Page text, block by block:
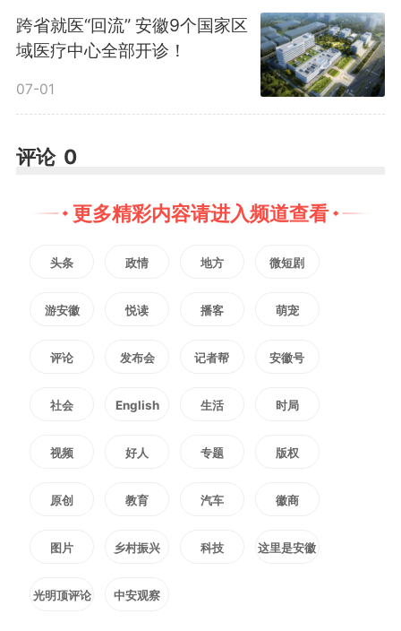
福布斯中国人工智能影响力人物，
成为垂类赛道的新锐力量。专注AI
穿戴与办公硬件研发，未来智能精
准挖掘商务办公、会议沟通等高频
硬件产品，实现前沿AI技术与大众
日常需求的深度结合。
模式，构筑合肥AI硬件产业核心竞
争力。科大讯飞输出底层大模型、
语音识别、智能翻译等核心技术，
筑牢算力与算法底座；未来智能聚
跨省就医“回流” 安徽9个国家区
域医疗中心全部开诊！
07-01
评论 0
更多精彩内容请进入频道查看
头条 政情 地方 微短剧
游安徽 悦读 播客 萌宠
评论 发布会 记者帮 安徽号
社会 English 生活 时局
视频 好人 专题 版权
原创 教育 汽车 徽商
图片 乡村振兴 科技 这里是安徽
光明顶评论 中安观察